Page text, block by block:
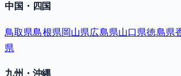
中国・四国
鳥取県島根県岡山県広島県山口県徳島県
県
九州・沖縄